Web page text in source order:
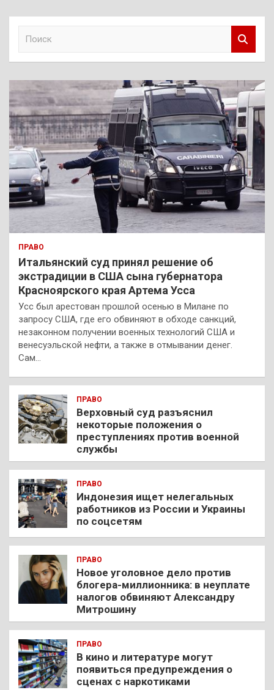
к
ПРАВО
Итальянский суд принял решение об
экстрадиции в США сына губернатора
Красноярского края Артема Усса
Усс был арестован прошлой осенью в Милане по
запросу США, где его обвиняют в обходе санкций,
незаконном получении военных технологий США и
венесуэльской нефти, а также в отмывании денег.
Сам…
ПРАВО
Верховный суд разъяснил
некоторые положения о
преступлениях против военной
службы
ПРАВО
Индонезия ищет нелегальных
работников из России и Украины
по соцсетям
ПРАВО
Новое уголовное дело против
блогера-миллионника: в неуплате
налогов обвиняют Александру
Митрошину
ПРАВО
В кино и литературе могут
появиться предупреждения о
сценах с наркотиками